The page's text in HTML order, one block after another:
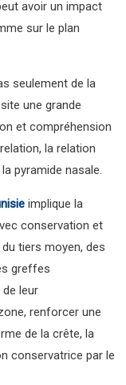
avoir un impact
sur le plan
seulement de la
une grande
et compréhension
la relation
pyramide nasale.
implique la
conservation et
tiers moyen, des
greffes
leur
renforcer une
de la crête, la
conservatrice par le